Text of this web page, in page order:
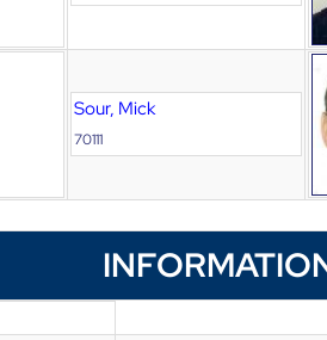
Sour, Mick
70111